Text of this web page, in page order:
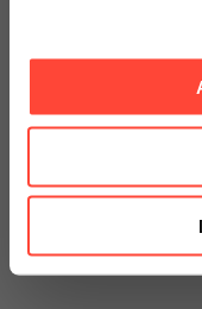
Jetzt